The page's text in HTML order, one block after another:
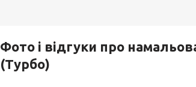
Фото і відгуки про
(Турбо)